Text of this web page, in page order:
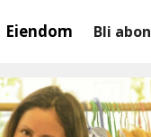
Eiendom Bli